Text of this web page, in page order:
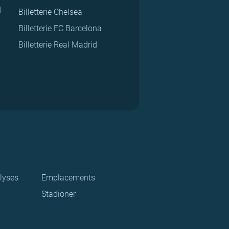
Billetterie Chelsea
Billetterie FC Barcelona
Billetterie Real Madrid
Emplacements
Stadioner